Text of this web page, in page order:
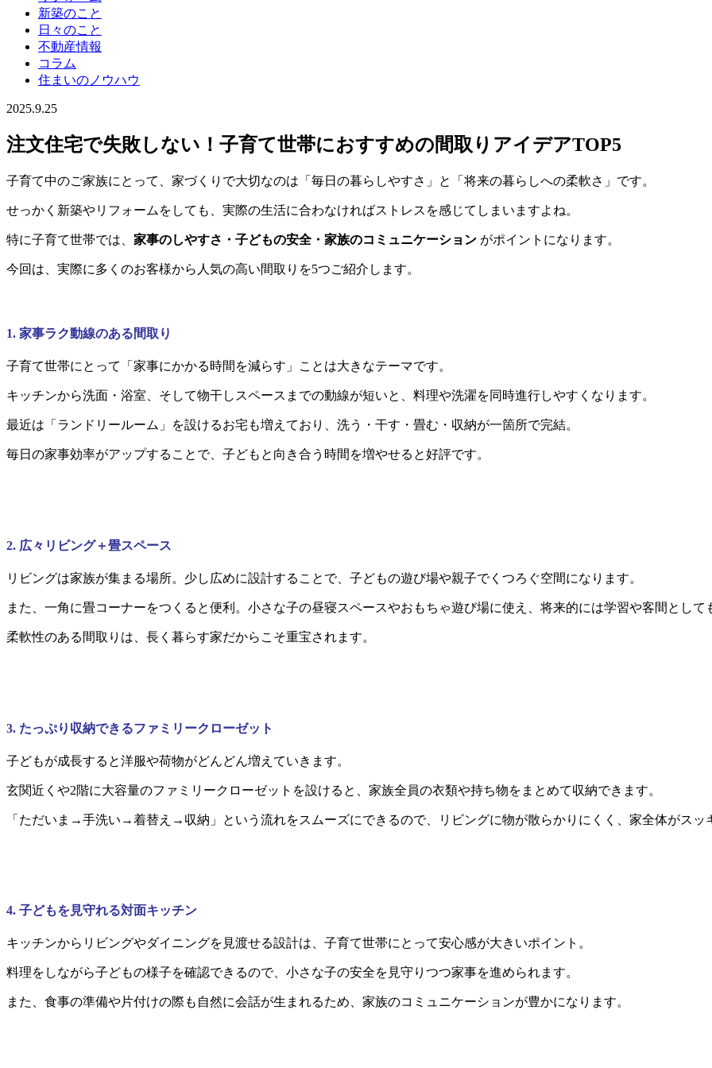
新築のこと
日々のこと
不動産情報
コラム
住まいのノウハウ
2025.9.25
注文住宅で失敗しない！子育て世帯におすすめの間取りアイデアTOP5
子育て中のご家族にとって、家づくりで大切なのは「毎日の暮らしやすさ」と「将来の暮らしへの柔軟さ」です。
せっかく新築やリフォームをしても、実際の生活に合わなければストレスを感じてしまいますよね。
特に子育て世帯では、 家事のしやすさ・子どもの安全・家族のコミュニケーション がポイントになります。
今回は、実際に多くのお客様から人気の高い間取りを5つご紹介します。
1. 家事ラク動線のある間取り
子育て世帯にとって「家事にかかる時間を減らす」ことは大きなテーマです。
キッチンから洗面・浴室、そして物干しスペースまでの動線が短いと、料理や洗濯を同時進行しやすくなります。
最近は「ランドリールーム」を設けるお宅も増えており、洗う・干す・畳む・収納が一箇所で完結。
毎日の家事効率がアップすることで、子どもと向き合う時間を増やせると好評です。
2. 広々リビング＋畳スペース
リビングは家族が集まる場所。少し広めに設計することで、子どもの遊び場や親子でくつろぐ空間になります。
また、一角に畳コーナーをつくると便利。小さな子の昼寝スペースやおもちゃ遊び場に使え、将来的には学習や客間として
柔軟性のある間取りは、長く暮らす家だからこそ重宝されます。
3. たっぷり収納できるファミリークローゼット
子どもが成長すると洋服や荷物がどんどん増えていきます。
玄関近くや2階に大容量のファミリークローゼットを設けると、家族全員の衣類や持ち物をまとめて収納できます。
「ただいま→手洗い→着替え→収納」という流れをスムーズにできるので、リビングに物が散らかりにくく、家全体がスッ
4. 子どもを見守れる対面キッチン
キッチンからリビングやダイニングを見渡せる設計は、子育て世帯にとって安心感が大きいポイント。
料理をしながら子どもの様子を確認できるので、小さな子の安全を見守りつつ家事を進められます。
また、食事の準備や片付けの際も自然に会話が生まれるため、家族のコミュニケーションが豊かになります。